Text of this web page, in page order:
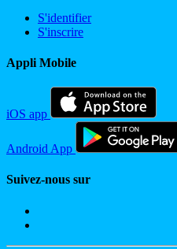
S'identifier
S'inscrire
Appli Mobile
iOS app
Android App
Suivez-nous sur